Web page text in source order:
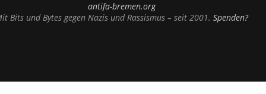
antifa-bremen.org
Bits und Bytes gegen Nazis und Rassismus – seit 2001.Spenden?